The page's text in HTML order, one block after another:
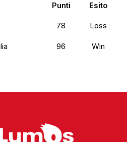
Punti Esito
78 Loss
96 Win